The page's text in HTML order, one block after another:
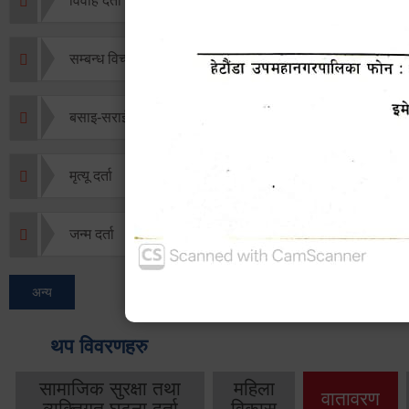
सम्बन्ध विच्छेद दर्ता
बसाइ-सराई जाने/आउने दर्ता
मृत्यू दर्ता
जन्म दर्ता
अन्य
थप विवरणहरु
सामाजिक सुरक्षा तथा
महिला
वातावरण